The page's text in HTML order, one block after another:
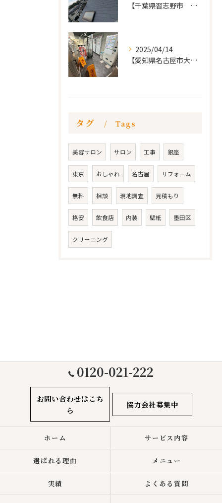
【千葉県習志野市 戸建て 屋根の葺き替え工事】
2025/04/14
【愛知県名古屋市大須 カードショップ屋のリノベーション
タグ Tags
美容サロン サロン 工事 銀座
東京 おしゃれ 名古屋 リフォーム
無料 相談 現地調査 見積もり
格安 飲食店 内装 壁紙 墨田区
クリーニング
0120-021-222
お問い合わせはこち
ら
協力会社募集中
ホーム サービス内容
選ばれる理由 メニュー
実績 よくある質問